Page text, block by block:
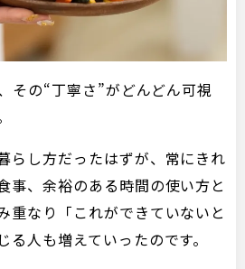
その“丁寧さ”がどんどん可視
らし方だったはずが、常にきれ
事、余裕のある時間の使い方と
重なり「これができていないと
人も増えていったのです。